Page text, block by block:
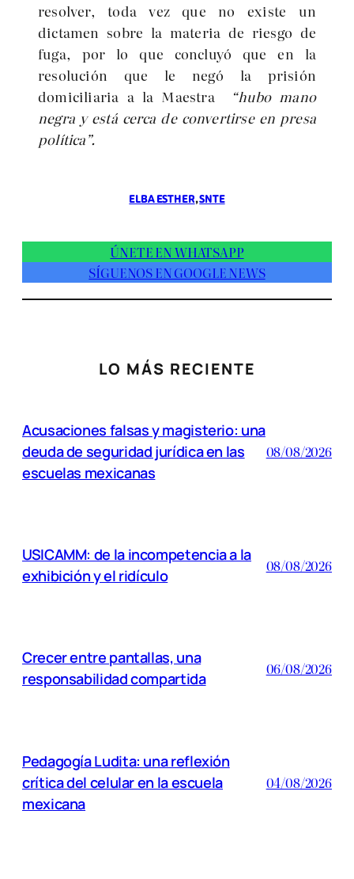
resolver, toda vez que no existe un
dictamen sobre la materia de riesgo de
fuga, por lo que concluyó que en la
resolución que le negó la prisión
domiciliaria a la Maestra
“hubo mano
negra y está cerca de convertirse en presa
política”.
ELBA ESTHER, SNTE
ÚNETE EN WHATSAPP
SÍGUENOS EN GOOGLE NEWS
LO MÁS RECIENTE
Acusaciones falsas y magisterio: una
deuda de seguridad jurídica en las
escuelas mexicanas
08/08/2026
USICAMM: de la incompetencia a la
exhibición y el ridículo
08/08/2026
Crecer entre pantallas, una
responsabilidad compartida
06/08/2026
Pedagogía Ludita: una reflexión
crítica del celular en la escuela
mexicana
04/08/2026